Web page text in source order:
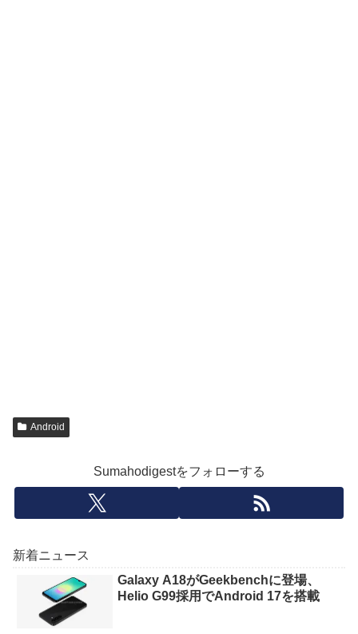
Android
Sumahodigestをフォローする
新着ニュース
Galaxy A18がGeekbenchに登場、
Helio G99採用でAndroid 17を搭載